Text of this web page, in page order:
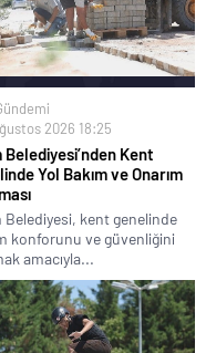
2026 18:25
Belediyesi’nden Kent
Yol Bakım ve Onarım
Belediyesi, kent genelinde
konforunu ve güvenliğini
amacıyla...